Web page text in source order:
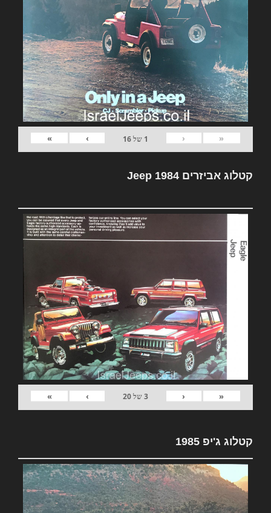
«
‹
1 של16
›
»
קטלוג אביזרים Jeep 1984
«
‹
3של20
›
»
קטלוג ג'יפ 1985